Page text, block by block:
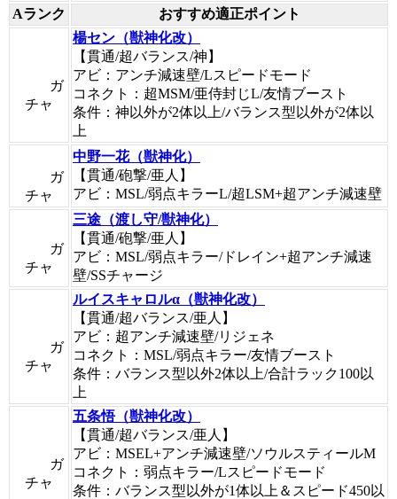
Aランク
おすすめ適正ポイント
ガ
チャ
楊セン（獣神化改）
【貫通/超バランス/神】
アビ：アンチ減速壁/Lスピードモード
コネクト：超MSM/亜侍封じL/友情ブースト
条件：神以外が2体以上/バランス型以外が2体以
上
ガ
チャ
中野一花（獣神化）
【貫通/砲撃/亜人】
アビ：MSL/弱点キラーL/超LSM+超アンチ減速壁
ガ
チャ
三途（渡し守/獣神化）
【貫通/砲撃/亜人】
アビ：MSL/弱点キラー/ドレイン+超アンチ減速
壁/SSチャージ
ガ
チャ
ルイスキャロルα（獣神化改）
【貫通/超バランス/亜人】
アビ：超アンチ減速壁/リジェネ
コネクト：MSL/弱点キラー/友情ブースト
条件：バランス型以外2体以上/合計ラック100以
上
ガ
チャ
五条悟（獣神化改）
【貫通/超バランス/亜人】
アビ：MSEL+アンチ減速壁/ソウルスティールM
コネクト：弱点キラー/Lスピードモード
条件：バランス型以外が1体以上＆スピード450以